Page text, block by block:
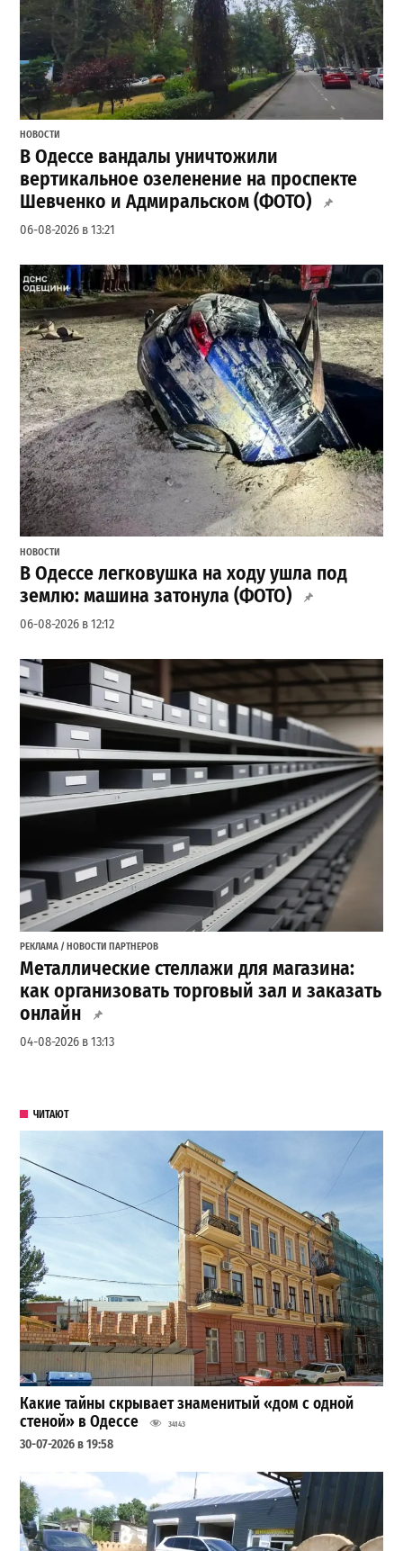
НОВОСТИ
В Одессе вандалы уничтожили
вертикальное озеленение на проспекте
Шевченко и Адмиральском (ФОТО)
06-08-2026 в 13:21
НОВОСТИ
В Одессе легковушка на ходу ушла под
землю: машина затонула (ФОТО)
06-08-2026 в 12:12
РЕКЛАМА / НОВОСТИ ПАРТНЕРОВ
Металлические стеллажи для магазина:
как организовать торговый зал и заказать
онлайн
04-08-2026 в 13:13
ЧИТАЮТ
Какие тайны скрывает знаменитый «дом с одной
стеной» в Одессе
34143
30-07-2026 в 19:58